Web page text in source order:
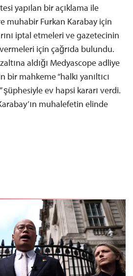
yapılan bir açıklama ile
muhabir Furkan Karabay için
iptal etmeleri ve gazetecinin
için çağrıda bulundu.
aldığı Medyascope adliye
mahkeme “halkı yanıltıcı
şüphesiyle ev hapsi kararı verdi.
muhalefetin elinde